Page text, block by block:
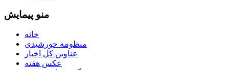
منو پیمایش
خانه
منظومه خورشیدی
عناوین کل اخبار
عکس هفته